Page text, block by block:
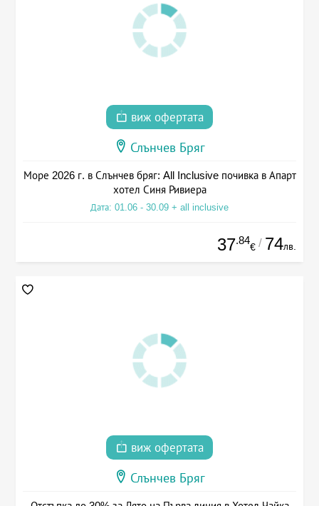
виж офертата
Слънчев Бряг
Море 2026 г. в Слънчев бряг: All Inclusive почивка в Апарт
хотел Синя Ривиера
Дата: 01.06 - 30.09 + all inclusive
37.84
€ / 74лв.
виж офертата
Слънчев Бряг